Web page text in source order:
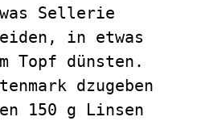
Sellerie
in etwas
Topf dünsten.
dzugeben
150 g Linsen